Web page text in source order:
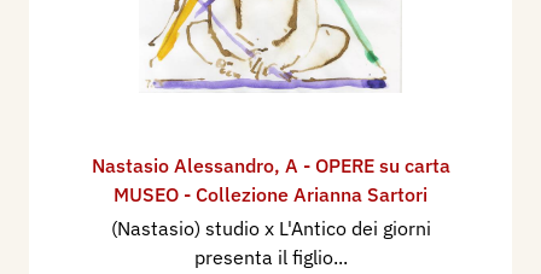
Nastasio Alessandro, A - OPERE su carta
MUSEO - Collezione Arianna Sartori
(Nastasio) studio x L'Antico dei giorni
presenta il figlio...